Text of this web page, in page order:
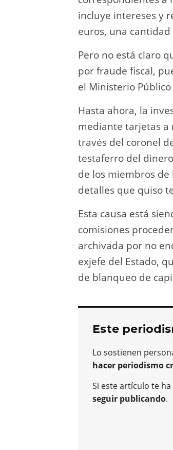
incluye intereses y
euros, una
Pero no está claro
por fraude fiscal,
el Ministerio
Hasta ahora, la
mediante tarjetas a
través del coronel
testaferro del
de los miembros de
detalles que quiso
Esta causa está
comisiones
archivada por no
exjefe del Estado,
de blanqueo de
Este
Lo sostienen
hacer periodismo
Si este artículo te
seguir publicando.